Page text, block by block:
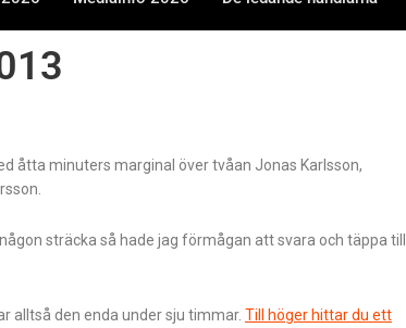
åtta minuters marginal över tvåan Jonas Karlsson,
sträcka så hade jag förmågan att svara och täppa till
alltså den enda under sju timmar. Till höger hittar du ett